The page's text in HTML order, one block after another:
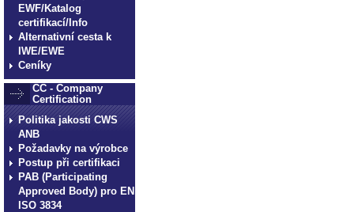
EWF/Katalog
certifikací/Info
Alternativní cesta k
IWE/EWE
Ceníky
CC - Company
Certification
Politika jakosti CWS
ANB
Požadavky na výrobce
Postup při certifikaci
PAB (Participating
Approved Body) pro EN
ISO 3834